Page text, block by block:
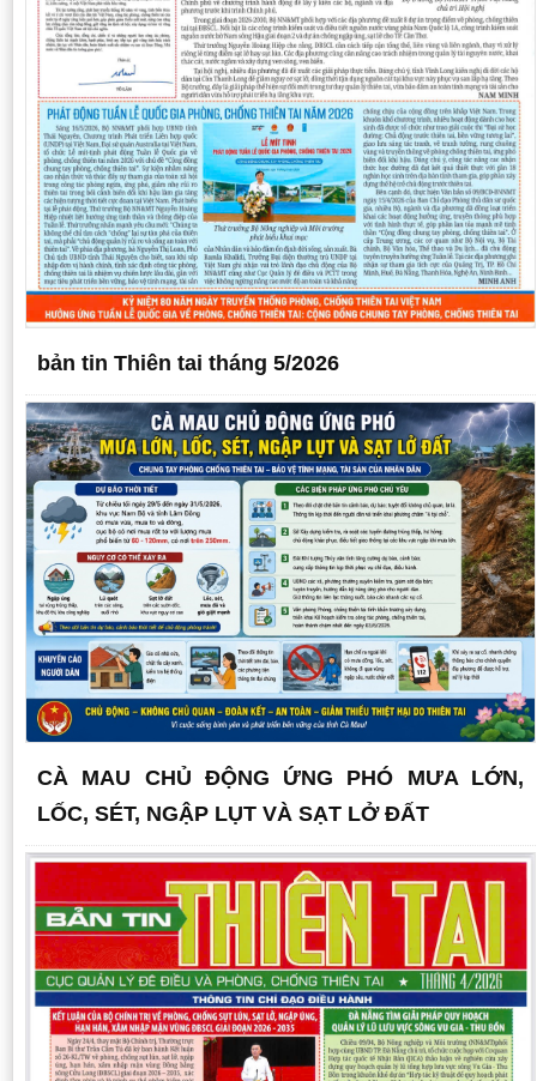
bản tin Thiên tai tháng 5/2026
CÀ MAU CHỦ ĐỘNG ỨNG PHÓ MƯA LỚN,
LỐC, SÉT, NGẬP LỤT VÀ SẠT LỞ ĐẤT